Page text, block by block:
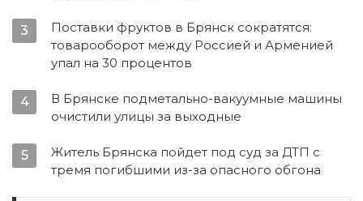
3
Поставки фруктов в Брянск сократятся:
товарооборот между Россией и Арменией
упал на 30 процентов
4
В Брянске подметально-вакуумные машины
очистили улицы за выходные
5
Житель Брянска пойдет под суд за ДТП с
тремя погибшими из-за опасного обгона